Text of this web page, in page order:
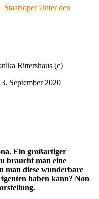
Rittershaus (c)
September 2020
Ein großartiger
braucht man eine
man diese wunderbare
haben kann? Non